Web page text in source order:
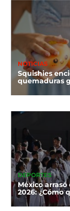
NOTICIAS
Squishies
quemaduras
DEPORTES
México
2026: ¿Cómo